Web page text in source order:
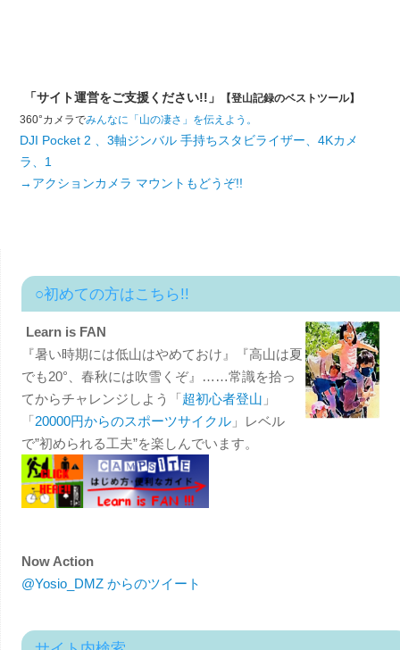
「サイト運営をご支援ください!!」
【登山記録のベストツール】
360°カメラでみんなに「山の凄さ」を伝えよう。
DJI Pocket 2 、3軸ジンバル 手持ちスタビライザー、4Kカメ
ラ、1
→アクションカメラ マウントもどうぞ!!
○初めての方はこちら!!
Learn is FAN
『暑い時期には低山はやめておけ』『高山は夏
でも20°、春秋には吹雪くぞ』……常識を拾っ
てからチャレンジしよう「超初心者登山 」
「20000円からのスポーツサイクル」レベル
で”初められる工夫”を楽しんでいます。
Now Action
@Yosio_DMZ からのツイート